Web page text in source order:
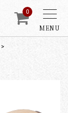
MENU
0
>